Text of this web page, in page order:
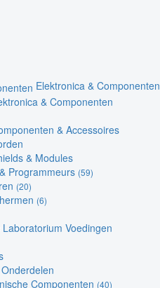
Elektronica & Componenten
& Componenten
& Accessoires
& Modules
Programmeurs (59)
(20)
(6)
Voedingen
Componenten (40)